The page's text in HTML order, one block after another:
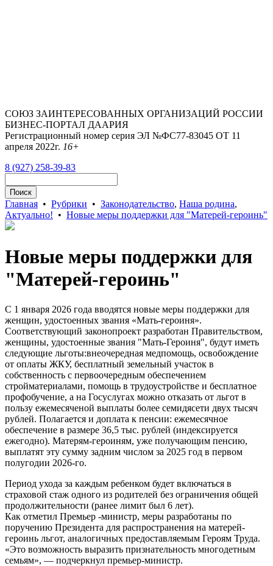
СОЮЗ ЗАИНТЕРЕСОВАННЫХ ОРГАНИЗАЦИЙ РОССИИ
БИЗНЕС-ПОРТАЛ ДААРИЯ
Регистрационный номер серия ЭЛ №ФС77-83045 ОТ 11
апреля 2022г. 16+
8 (927) 258-39-83
Главная • Рубрики • Законодательство, Наша родина,
Актуально! • Новые меры поддержки для "Матерей-героинь"
Новые меры поддержки для
"Матерей-героинь"
С 1 января 2026 года вводятся новые меры поддержки для
женщин, удостоенных звания «Мать-героиня».
Соответствующий законопроект разработан Правительством,
женщины, удостоенные звания "Мать-Героиня", будут иметь
следующие льготы:внеочередная медпомощь, освобождение
от оплаты ЖКУ, бесплатный земельный участок в
собственность с первоочередным обеспечением
стройматериалами, помощь в трудоустройстве и бесплатное
профобучение, а на Госуслугах можно отказать от льгот в
пользу ежемесяченой выплаты более семидясети двух тысяч
рублей. Полагается и доплата к пенсии: ежемесячное
обеспечение в размере 36,5 тыс. рублей (индексируется
ежегодно). Матерям-героиням, уже получающим пенсию,
выплатят эту сумму задним числом за 2025 год в первом
полугодии 2026-го.
Период ухода за каждым ребенком будет включаться в
страховой стаж одного из родителей без ограничения общей
продолжительности (ранее лимит был 6 лет).
Как отметил Премьер -министр, меры разработаны по
поручению Президента для распространения на матерей-
героинь льгот, аналогичных предоставляемым Героям Труда.
«Это возможность выразить признательность многодетным
семьям», — подчеркнул премьер-министр.